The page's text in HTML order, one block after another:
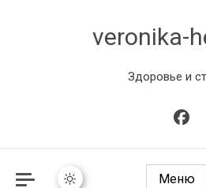
veronika-
Здоровье и
Меню